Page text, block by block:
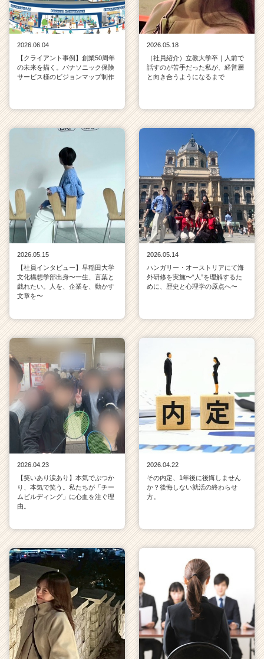
2026.06.04
【クライアント事例】創業50周年
の未来を描く。パナソニック保険
サービス様のビジョンマップ制作
2026.05.18
（社員紹介）立教大学卒｜人前で
話すのが苦手だった私が、経営層
と向き合うようになるまで
2026.05.15
【社員インタビュー】早稲田大学
文化構想学部出身〜一生、言葉と
戯れたい。人を、企業を、動かす
文章を〜
2026.05.14
ハンガリー・オーストリアにて海
外研修を実施〜“人”を理解するた
めに、歴史と心理学の原点へ〜
2026.04.23
【笑いあり涙あり】本気でぶつか
り、本気で笑う。私たちが「チー
ムビルディング」に心血を注ぐ理
由。
2026.04.22
その内定、1年後に後悔しません
か？後悔しない就活の終わらせ
方。